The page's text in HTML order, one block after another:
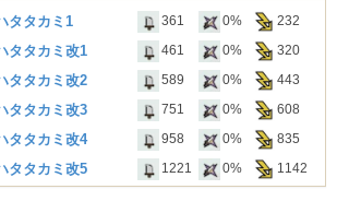
タタカミ1 361 0% 232
タタカミ改1 461 0% 320
タタカミ改2 589 0% 443
タタカミ改3 751 0% 608
タタカミ改4 958 0% 835
タタカミ改5 1221 0% 1142